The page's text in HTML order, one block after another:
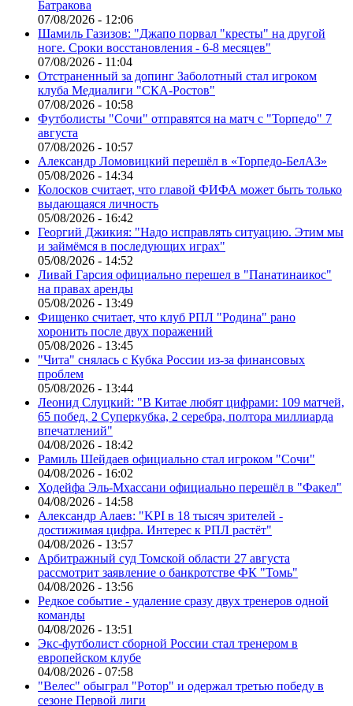
Батракова
07/08/2026 - 12:06
Шамиль Газизов: "Джапо порвал "кресты" на другой
ноге. Сроки восстановления - 6-8 месяцев"
07/08/2026 - 11:04
Отстраненный за допинг Заболотный стал игроком
клуба Медиалиги "СКА-Ростов"
07/08/2026 - 10:58
Футболисты "Сочи" отправятся на матч с "Торпедо" 7
августа
07/08/2026 - 10:57
Александр Ломовицкий перешёл в «Торпедо-БелАЗ»
05/08/2026 - 14:34
Колосков считает, что главой ФИФА может быть только
выдающаяся личность
05/08/2026 - 16:42
Георгий Джикия: "Надо исправлять ситуацию. Этим мы
и займёмся в последующих играх"
05/08/2026 - 14:52
Ливай Гарсия официально перешел в "Панатинаикос"
на правах аренды
05/08/2026 - 13:49
Фищенко считает, что клуб РПЛ "Родина" рано
хоронить после двух поражений
05/08/2026 - 13:45
"Чита" снялась с Кубка России из-за финансовых
проблем
05/08/2026 - 13:44
Леонид Слуцкий: "В Китае любят цифрами: 109 матчей,
65 побед, 2 Суперкубка, 2 серебра, полтора миллиарда
впечатлений"
04/08/2026 - 18:42
Рамиль Шейдаев официально стал игроком "Сочи"
04/08/2026 - 16:02
Ходейфа Эль-Мхассани официально перешёл в "Факел"
04/08/2026 - 14:58
Александр Алаев: "KPI в 18 тысяч зрителей -
достижимая цифра. Интерес к РПЛ растёт"
04/08/2026 - 13:57
Арбитражный суд Томской области 27 августа
рассмотрит заявление о банкротстве ФК "Томь"
04/08/2026 - 13:56
Редкое событие - удаление сразу двух тренеров одной
команды
04/08/2026 - 13:51
Экс-футболист сборной России стал тренером в
европейском клубе
04/08/2026 - 07:58
"Велес" обыграл "Ротор" и одержал третью победу в
сезоне Первой лиги